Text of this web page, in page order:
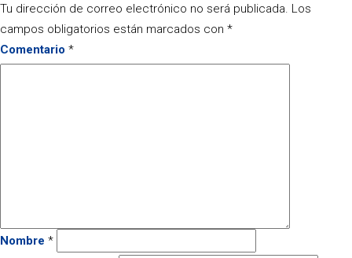
Tu dirección de correo electrónico no será publicada. Los
campos obligatorios están marcados con *
Comentario *
Nombre *